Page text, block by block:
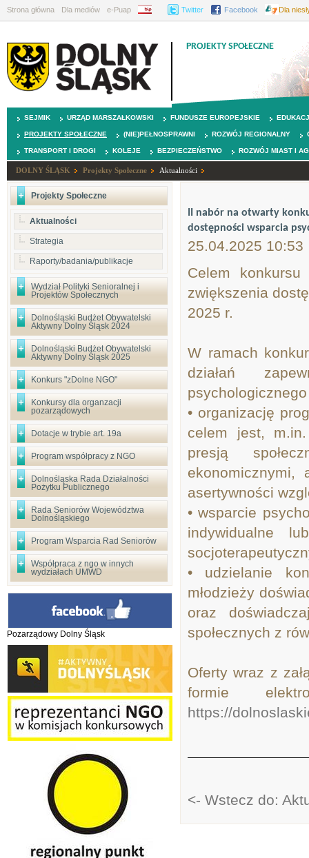
Strona główna Dla mediów e-Puap BIP Twitter Facebook Dla
PROJEKTY SPOŁECZNE
SEJMIK URZĄD MARSZAŁKOWSKI FUNDUSZE EUROPEJSKIE
PROJEKTY SPOŁECZNE (NIE)PEŁNOSPRAWNI ROZWÓJ REGIONALNY
TRANSPORT I DROGI KOLEJE BEZPIECZEŃSTWO ROZWÓJ MIAST I
DOLNY ŚLĄSK Projekty Społeczne Aktualności
Projekty Społeczne
Aktualności
Strategia
Raporty/badania/publikacje
Wydział Polityki Senioralnej i
Projektów Społecznych
Dolnośląski Budżet Obywatelski
Aktywny Dolny Śląsk 2024
Dolnośląski Budżet Obywatelski
Aktywny Dolny Śląsk 2025
Konkurs "zDolne NGO"
Konkursy dla organzacji
pozarządowych
Dotacje w trybie art. 19a
Program współpracy z NGO
Dolnośląska Rada Działalności
Pożytku Publicznego
Rada Seniorów Województwa
Dolnośląskiego
Program Wsparcia Rad Seniorów
Współpraca z ngo w innych
wydziałach UMWD
Pozarządowy Dolny Śląsk
II nabór na otwarty
dostępności wsparcia
25.04.2025 10:53
Celem
zwiększenia
2025 r.
W ramach
działań
• organizację
celem jest,
presją
ekonomicznymi,
asertywności
• wsparcie
indywidualne
• udzielanie
młodzieży
oraz
społecznych z
Oferty wraz z
formie
https://
<- Wstecz do: